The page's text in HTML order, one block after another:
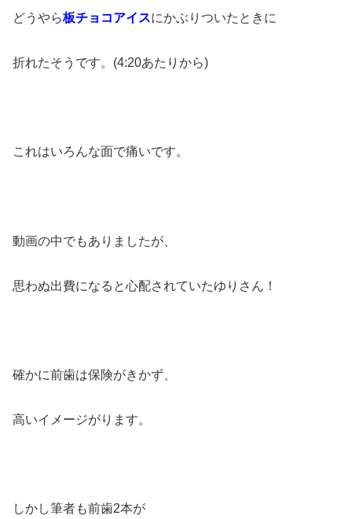
どうやら板チョコアイスにかぶりついたときに
折れたそうです。(4:20あたりから)
これはいろんな面で痛いです。
動画の中でもありましたが、
思わぬ出費になると心配されていたゆりさん！
確かに前歯は保険がきかず、
高いイメージがります。
しかし筆者も前歯2本が